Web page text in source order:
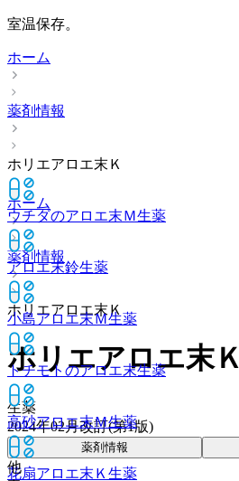
室温保存。
ホーム
薬剤情報
ホリエアロエ末Ｋ
ウチダのアロエ末Ｍ生薬
アロエ末鈴生薬
小島アロエ末Ｍ生薬
トチモトのアロエ末生薬
高砂アロエ末Ｍ生薬
花扇アロエ末Ｋ 生薬
ホーム
薬剤情報
ホリエアロエ末Ｋ
ホリエアロエ末Ｋ
生薬
2024年02月改訂(第1版)
薬剤情報
他